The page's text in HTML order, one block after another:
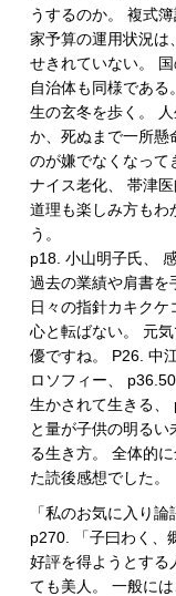
うするのか。 複式
家予算の運用状況は
せきれていない。
自治体も同様である
生の玄冬を歩く。
か、死ぬまで一所懸
のが嫌でなくなって
ナイス老化、 帯津
道理も楽しみ方もわ
う。
p18. 小山明子氏、
過去の業績や肩書を
日々の指針カキク
心と転ばない。 元
優ですね。 P26. 中
ロソフィー、
生かされて生きる
と量が子供の明る
る生き方。 全体的
た読後感想でした。
「私のお気に入り
p270. 「子曰わく、
好評を得ようとする
ても美人。 一般に